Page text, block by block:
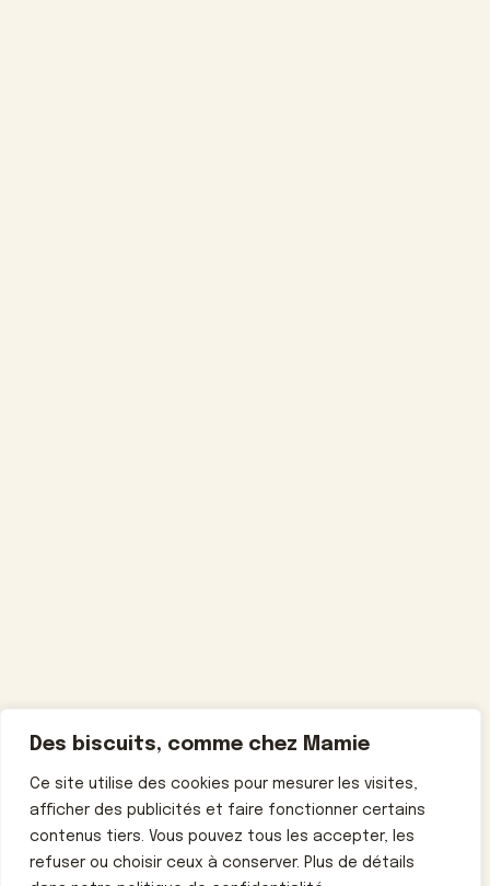
Des biscuits, comme chez Mamie
Ce site utilise des cookies pour mesurer les visites,
afficher des publicités et faire fonctionner certains
contenus tiers. Vous pouvez tous les accepter, les
refuser ou choisir ceux à conserver. Plus de détails